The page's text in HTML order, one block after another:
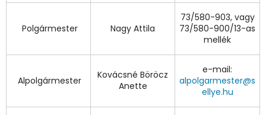
Polgármester Nagy Attila
73/580-903, vagy
73/580-900/13-as
mellék
Alpolgármester
Kovácsné Böröcz
Anette
e-mail:
alpolgarmester@s
ellye.hu